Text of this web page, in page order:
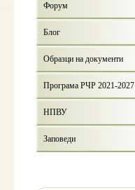
Форум
Блог
Образци на документи
Програма РЧР 2021-2027
НПВУ
Заповеди